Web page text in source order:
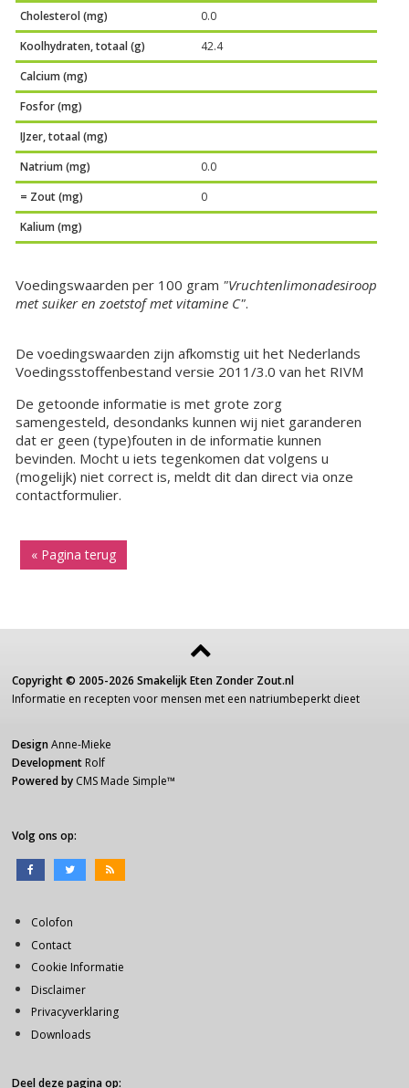
Cholesterol (mg)
0.0
Koolhydraten, totaal (g)
42.4
Calcium (mg)
Fosfor (mg)
IJzer, totaal (mg)
Natrium (mg)
0.0
= Zout (mg)
0
Kalium (mg)
Voedingswaarden per 100 gram "Vruchtenlimonadesiroop
met suiker en zoetstof met vitamine C".
De voedingswaarden zijn afkomstig uit het Nederlands
Voedingsstoffenbestand versie 2011/3.0 van het RIVM
De getoonde informatie is met grote zorg
samengesteld, desondanks kunnen wij niet garanderen
dat er geen (type)fouten in de informatie kunnen
bevinden. Mocht u iets tegenkomen dat volgens u
(mogelijk) niet correct is, meldt dit dan direct via onze
contactformulier.
« Pagina terug
Copyright © 2005-2026 Smakelijk Eten Zonder Zout.nl
Informatie en recepten voor mensen met een natriumbeperkt dieet
Design Anne-Mieke
Development Rolf
Powered by CMS Made Simple™
Volg ons op:
Colofon
Contact
Cookie Informatie
Disclaimer
Privacyverklaring
Downloads
Deel deze pagina op: